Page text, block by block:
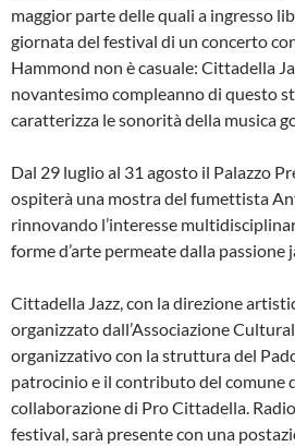
maggior parte delle quali a ingresso
giornata del festival di un concerto
Hammond non è casuale: Cittadella
novantesimo compleanno di questo
caratterizza le sonorità della musica
Dal 29 luglio al 31 agosto il Palazzo
ospiterà una mostra del fumettista
rinnovando l’interesse
forme d’arte permeate dalla passione
Cittadella Jazz, con la direzione
organizzato dall’Associazione
organizzativo con la struttura del
patrocinio e il contributo del comune
collaborazione di Pro Cittadella.
festival, sarà presente con una